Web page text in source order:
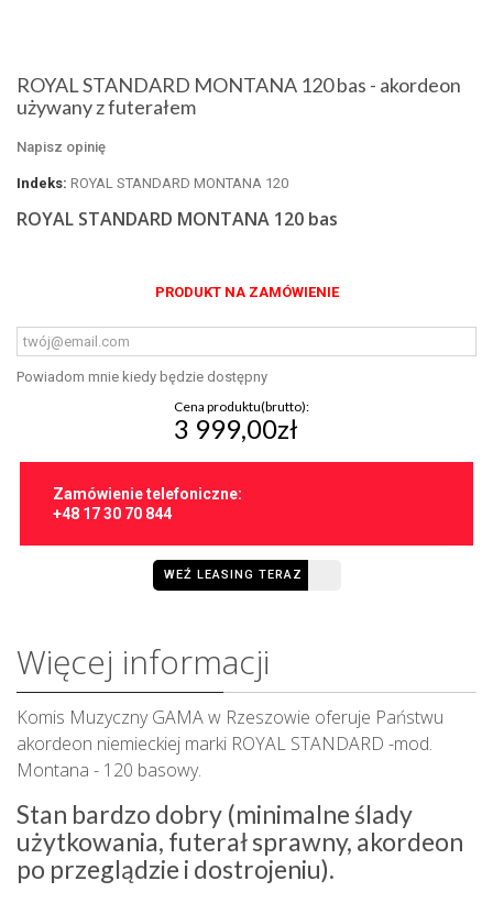
ROYAL STANDARD MONTANA 120 bas - akordeon
używany z futerałem
Napisz opinię
Indeks: ROYAL STANDARD MONTANA 120
ROYAL STANDARD MONTANA 120 bas
PRODUKT NA ZAMÓWIENIE
Powiadom mnie kiedy będzie dostępny
Cena produktu(brutto):
3 999,00zł
Zamówienie telefoniczne:
+48 17 30 70 844
WEŹ LEASING TERAZ
Więcej informacji
Komis Muzyczny GAMA w Rzeszowie oferuje Państwu
akordeon niemieckiej marki ROYAL STANDARD -mod.
Montana - 120 basowy.
Stan bardzo dobry (minimalne ślady
użytkowania, futerał sprawny, akordeon
po przeglądzie i dostrojeniu).